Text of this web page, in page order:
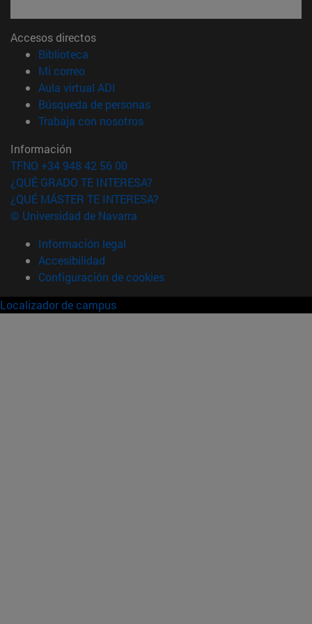
Accesos directos
Biblioteca
Mi correo(abre en nueva ventana)
Aula virtual ADI
Búsqueda de personas(abre en nueva ventana)
Trabaja con nosotros(abre en nueva ventana)
Información
TFNO +34 948 42 56 00
¿QUÉ GRADO TE INTERESA?
¿QUÉ MÁSTER TE INTERESA?
© Universidad de Navarra
Información legal
Accesibilidad
Configuración de cookies
Localizador de campus